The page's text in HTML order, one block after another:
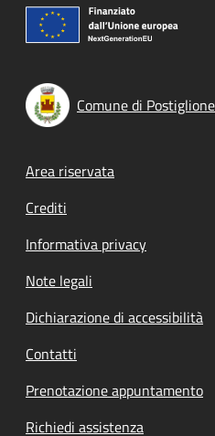
Comune di Postiglione
Footer menu
Area riservata
Crediti
Informativa privacy
Note legali
Dichiarazione di accessibilità
Contatti
Prenotazione appuntamento
Richiedi assistenza